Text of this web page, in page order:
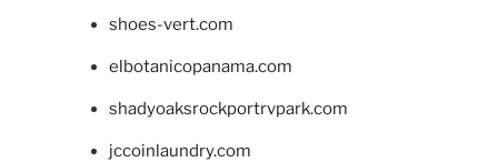
shoes-vert.com
elbotanicopanama.com
shadyoaksrockportrvpark.com
jccoinlaundry.com